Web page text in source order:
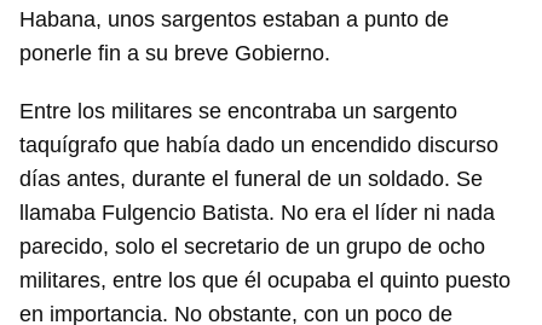
Habana, unos sargentos estaban a punto de
ponerle fin a su breve Gobierno.
Entre los militares se encontraba un sargento
taquígrafo que había dado un encendido discurso
días antes, durante el funeral de un soldado. Se
llamaba Fulgencio Batista. No era el líder ni nada
parecido, solo el secretario de un grupo de ocho
militares, entre los que él ocupaba el quinto puesto
en importancia. No obstante, con un poco de